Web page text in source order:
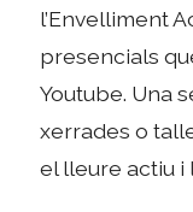
l’Envelliment
presencials
Youtube. Una
xerrades o
el lleure actiu i